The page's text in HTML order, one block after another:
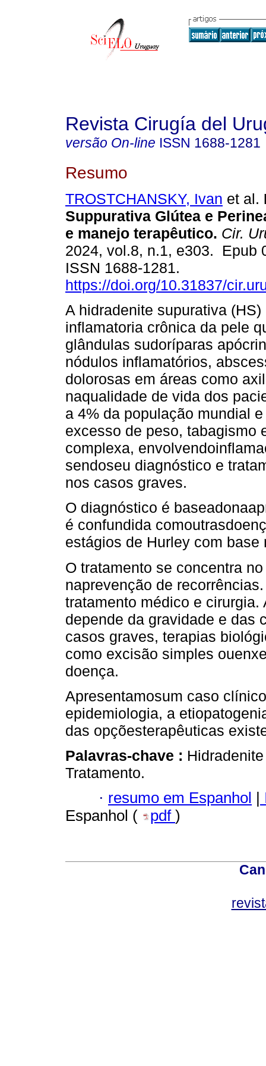
Revista Cirugía del
versão On-line ISSN 1688-1281
Resumo
TROSTCHANSKY, Ivan et al.
Suppurativa Glútea e
e manejo terapêutico. Cir.
2024, vol.8, n.1, e303. Epub
ISSN 1688-1281.
https://doi.org/10.31837/
A hidradenite supurativa
inflamatoria crônica da pele
glândulas sudoríparas
nódulos inflamatórios,
dolorosas em áreas como
naqualidade de vida dos
a 4% da população mundial
excesso de peso, tabagismo
complexa,
sendoseu diagnóstico e
nos casos graves.
O diagnóstico é
é confundida
estágios de Hurley com base
O tratamento se concentra
naprevenção de
tratamento médico e
depende da gravidade e das
casos graves, terapias
como excisão simples
doença.
Apresentamosum caso
epidemiologia, a
das opçõesterapêuticas
Palavras-chave :
Tratamento.
· resumo em Espanhol
Espanhol (
pdf )